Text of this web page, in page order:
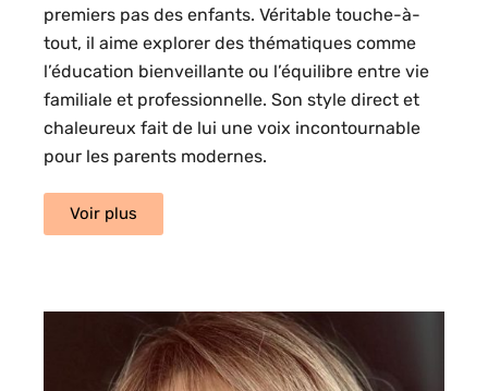
premiers pas des enfants. Véritable touche-à-
tout, il aime explorer des thématiques comme
l’éducation bienveillante ou l’équilibre entre vie
familiale et professionnelle. Son style direct et
chaleureux fait de lui une voix incontournable
pour les parents modernes.
Voir plus